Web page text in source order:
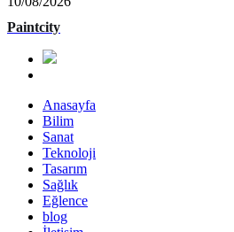
Paintcity
Anasayfa
Bilim
Sanat
Teknoloji
Tasarım
Sağlık
Eğlence
blog